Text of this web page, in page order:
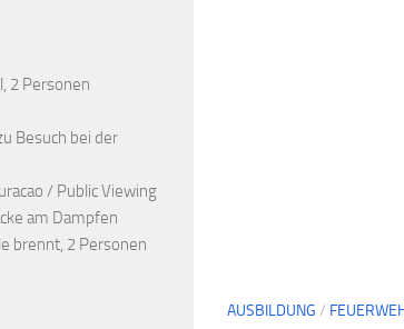
AUSBILDUNG /
2 Personen
Besuch bei der
/ Public Viewing
am Dampfen
brennt, 2 Personen